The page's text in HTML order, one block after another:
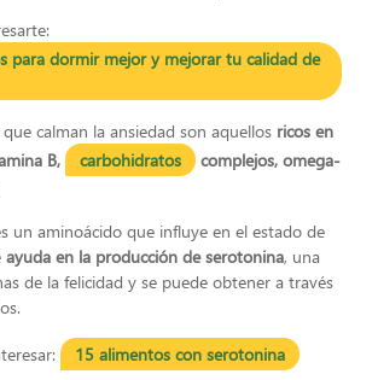
para dormir mejor y mejorar tu calidad de
calman la ansiedad son aquellos ricos en
B,
carbohidratos
complejos, omega-
un aminoácido que influye en el estado de
ayuda en la producción de serotonina, una
de la felicidad y se puede obtener a través
15 alimentos con serotonina